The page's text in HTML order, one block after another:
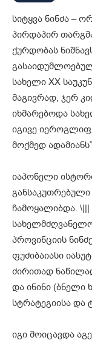
სიტყვა ნინძა –
პირდაპირ
ქურდობას
სახელი XX
მაგივრად, ჯერ
იხმარებოდა
იგივე
მოქმედ
იაპონელი
ჩამოყალიბდა. \|||
პროვინციის
ფუძიბაიასი
ძირითად
და ინინი (ბნელი
სტრატეგიისა და
იგი მოიცავდა